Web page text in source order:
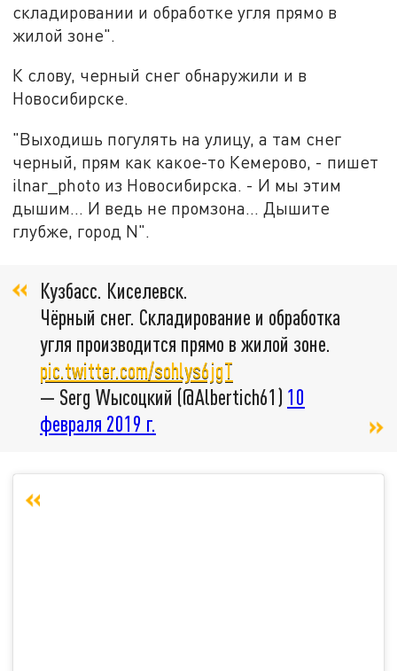
складировании и обработке угля прямо в
жилой зоне".
К слову, черный снег обнаружили и в
Новосибирске.
"Выходишь погулять на улицу, а там снег
черный, прям как какое-то Кемерово, - пишет
ilnar_photo из Новосибирска. - И мы этим
дышим... И ведь не промзона... Дышите
глубже, город N".
Кузбасс. Киселевск.
Чёрный снег. Складирование и обработка
угля производится прямо в жилой зоне.
pic.twitter.com/sohlys6jgT
— Serg Wысоцкий (@Albertich61) 10
февраля 2019 г.